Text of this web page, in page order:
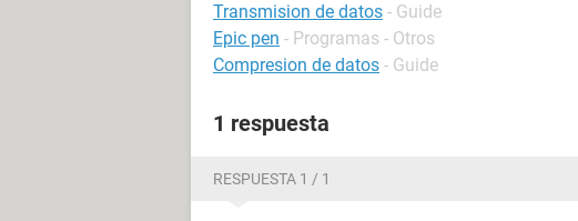
Transmision de datos - Guide
Epic pen - Programas - Otros
Compresion de datos - Guide
1 respuesta
RESPUESTA 1 / 1